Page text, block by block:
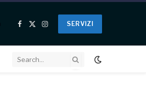
Facebook
X
Instagram
SERVIZI